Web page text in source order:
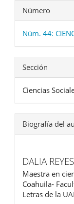
Número
Núm. 44:
Sección
Ciencias
Biografía del
DALIA
Maestra en
Coahuila-
Letras de la